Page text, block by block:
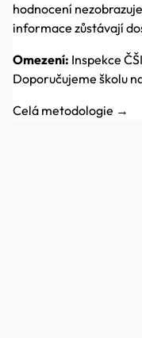
hodnocení
informace zůstávají
Omezení: Inspekce
Doporučujeme školu
Celá metodologie →